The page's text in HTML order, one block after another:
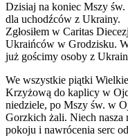
Dzisiaj na koniec Mszy
dla uchodźców z Ukrainy.
Zgłosiłem w Caritas
Ukraińców w Grodzisku.
już gościmy osoby z
We wszystkie piątki
Krzyżową do kaplicy w
niedziele, po Mszy św. w
Gorzkich żali. Niech
pokoju i nawrócenia serc